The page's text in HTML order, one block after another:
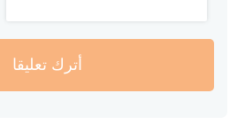
أترك تعليقا